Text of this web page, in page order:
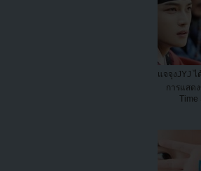
แจจุงJYJ
การแสด
Time